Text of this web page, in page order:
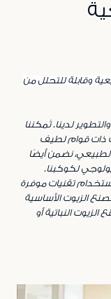
وقابلة للتحلل من
لدينا. تُمكننا
ذات قوام لطيف
نضمن أيضًا
لكوكبنا.
تقنيات موفرة
الزيوت الأساسية
الزيوت النباتية أو